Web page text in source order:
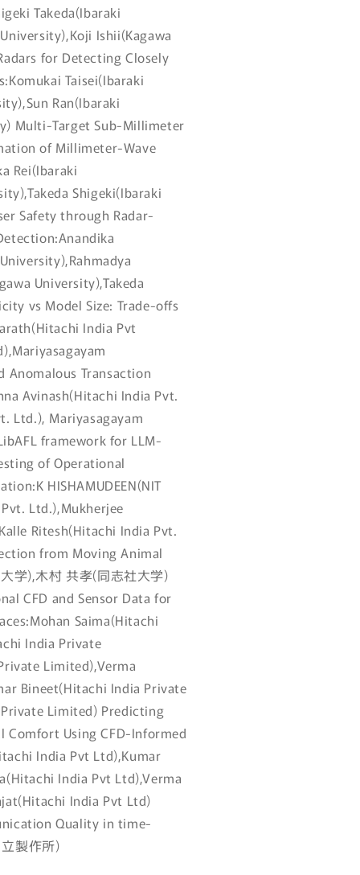
Takeda(Ibaraki
Ishii(Kagawa
for Detecting Closely
Taisei(Ibaraki
Ran(Ibaraki
Multi-Target Sub-Millimeter
of Millimeter-Wave
Rei(Ibaraki
Shigeki(Ibaraki
Safety through Radar-
University),Takeda
vs Model Size: Trade-offs
India Pvt
Anomalous Transaction
Avinash(Hitachi India Pvt.
Ltd.), Mariyasagayam
framework for LLM-
of Operational
HISHAMUDEEN(NIT
Ltd.),Mukherjee
Ritesh(Hitachi India Pvt.
from Moving Animal
学),木村 共孝(同志社大学)
CFD and Sensor Data for
Saima(Hitachi
India Private
Limited),Verma
Bineet(Hitachi India Private
Limited) Predicting
Comfort Using CFD-Informed
India Pvt Ltd),Kumar
India Pvt Ltd),Verma
India Pvt Ltd)
Quality in time-
製作所)